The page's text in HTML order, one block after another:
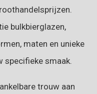
bulkbierglazen,
maten en unieke
specifieke smaak.
trouw aan